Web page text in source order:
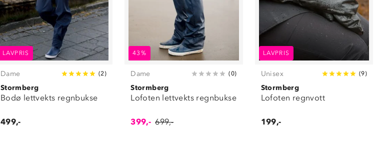
LAVPRIS
Dame (2)
Stormberg
Bodø lettvekts regnbukse
499,-
43%
Dame (0)
Stormberg
Lofoten lettvekts regnbukse
399,- 699,-
LAVPRIS
Unisex (9)
Stormberg
Lofoten regnvott
199,-